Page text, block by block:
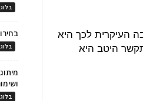
העיקרית לכך היא
היטב היא